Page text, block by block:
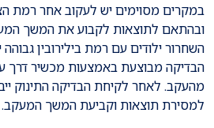
​במקרים מסוימים יש לעקוב אחר רמת
ובהתאם לתוצאות לקבוע את המשך
השחרור ילודים עם רמת בילירובין
הבדיקה מבוצעת באמצעות מכשיר דרך
מהעקב. לאחר לקיחת הבדיקה התינוק
למסירת תוצאות וקביעת המשך המעקב.